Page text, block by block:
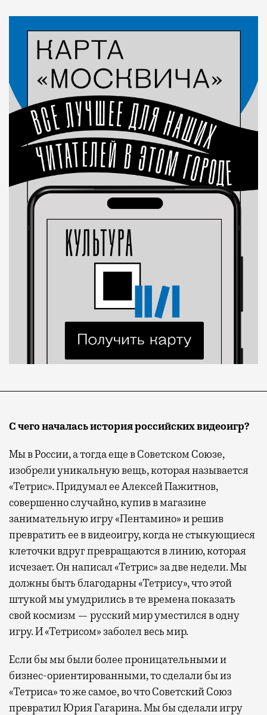
С чего началась история российских видеоигр?
Мы в России, а тогда еще в Советском Союзе,
изобрели уникальную вещь, которая называется
«Тетрис». Придумал ее Алексей Пажитнов,
совершенно случайно, купив в магазине
занимательную игру «Пентамино» и решив
превратить ее в видеоигру, когда не стыкующиеся
клеточки вдруг превращаются в линию, которая
исчезает. Он написал «Тетрис» за две недели. Мы
должны быть благодарны «Тетрису», что этой
штукой мы умудрились в те времена показать
свой космизм — русский мир уместился в одну
игру. И «Тетрисом» заболел весь мир.
Если бы мы были более проницательными и
бизнес-ориентированными, то сделали бы из
«Тетриса» то же самое, во что Советский Союз
превратил Юрия Гагарина. Мы бы сделали игру